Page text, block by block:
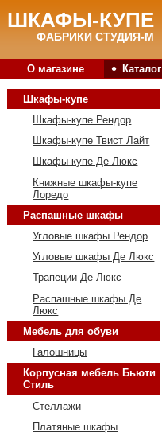
ШКАФЫ-КУПЕ
ФАБРИКИ СТУДИЯ-М
О магазине • Каталог
Шкафы-купе
Шкафы-купе Рендор
Шкафы-купе Твист Лайт
Шкафы-купе Де Люкс
Книжные шкафы-купе
Лоредо
Распашные шкафы
Угловые шкафы Рендор
Угловые шкафы Де Люкс
Трапеции Де Люкс
Распашные шкафы Де
Люкс
Мебель для обуви
Галошницы
Корпусная мебель Бьюти
Стиль
Стеллажи
Платяные шкафы